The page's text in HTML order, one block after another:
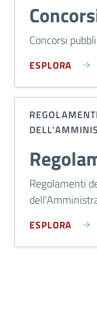
Concorsi
ESPLORA
Regolamenti
ESPLORA